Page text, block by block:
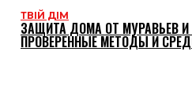
ТВІЙ ДІМ
ЗАЩИТА ДОМА ОТ МУРАВЬЕВ И
ПРОВЕРЕННЫЕ МЕТОДЫ И